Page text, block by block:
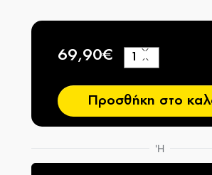
69,90€
−
+
Προσθήκη στο